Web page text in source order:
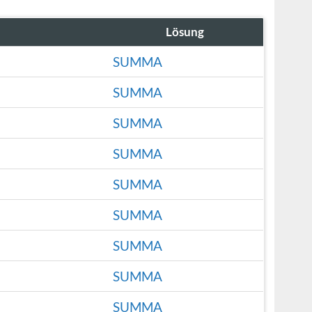
Lösung
SUMMA
SUMMA
SUMMA
SUMMA
SUMMA
SUMMA
SUMMA
SUMMA
SUMMA